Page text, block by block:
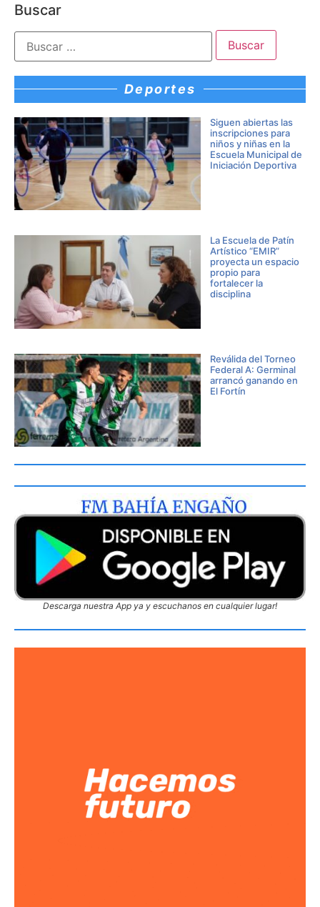
Buscar
Deportes
Siguen abiertas las
inscripciones para
niños y niñas en la
Escuela Municipal de
Iniciación Deportiva
La Escuela de Patín
Artístico “EMIR”
proyecta un espacio
propio para
fortalecer la
disciplina
Reválida del Torneo
Federal A: Germinal
arrancó ganando en
El Fortín
Descarga nuestra App ya y escuchanos en cualquier lugar!